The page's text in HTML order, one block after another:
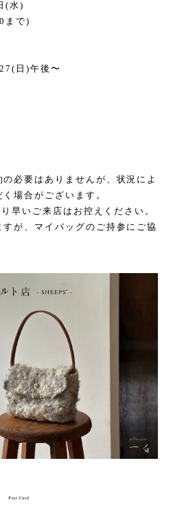
(水)
まで)
27( 日 )午後〜
必要はありませんが、状況によ
場合がございます。
り早いご来店はお控えください。
すが、マイバッグのご持参にご協